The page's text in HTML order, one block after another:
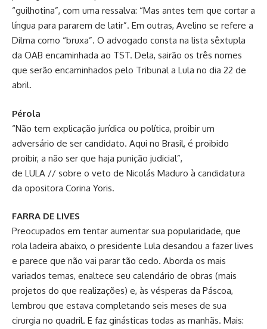
“guilhotina”, com uma ressalva: “Mas antes tem que cortar a
língua para pararem de latir”. Em outras, Avelino se refere a
Dilma como “bruxa”. O advogado consta na lista sêxtupla
da OAB encaminhada ao TST. Dela, sairão os três nomes
que serão encaminhados pelo Tribunal a Lula no dia 22 de
abril.
Pérola
“Não tem explicação jurídica ou política, proibir um
adversário de ser candidato. Aqui no Brasil, é proibido
proibir, a não ser que haja punição judicial”,
de LULA // sobre o veto de Nicolás Maduro à candidatura
da opositora Corina Yoris.
FARRA DE LIVES
Preocupados em tentar aumentar sua popularidade, que
rola ladeira abaixo, o presidente Lula desandou a fazer lives
e parece que não vai parar tão cedo. Aborda os mais
variados temas, enaltece seu calendário de obras (mais
projetos do que realizações) e, às vésperas da Páscoa,
lembrou que estava completando seis meses de sua
cirurgia no quadril. E faz ginásticas todas as manhãs. Mais: